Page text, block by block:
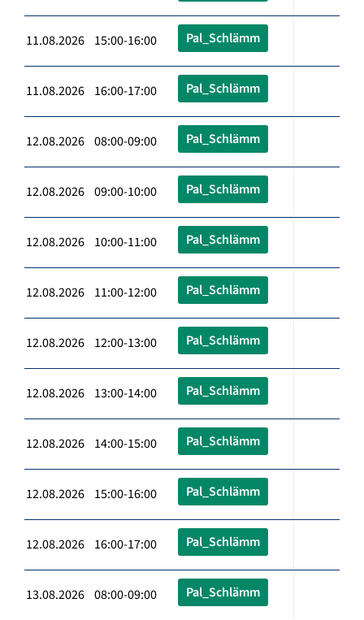
11.08.2026 15:00-16:00 Pal_Schlämm
11.08.2026 16:00-17:00 Pal_Schlämm
12.08.2026 08:00-09:00 Pal_Schlämm
12.08.2026 09:00-10:00 Pal_Schlämm
12.08.2026 10:00-11:00 Pal_Schlämm
12.08.2026 11:00-12:00 Pal_Schlämm
12.08.2026 12:00-13:00 Pal_Schlämm
12.08.2026 13:00-14:00 Pal_Schlämm
12.08.2026 14:00-15:00 Pal_Schlämm
12.08.2026 15:00-16:00 Pal_Schlämm
12.08.2026 16:00-17:00 Pal_Schlämm
13.08.2026 08:00-09:00 Pal_Schlämm